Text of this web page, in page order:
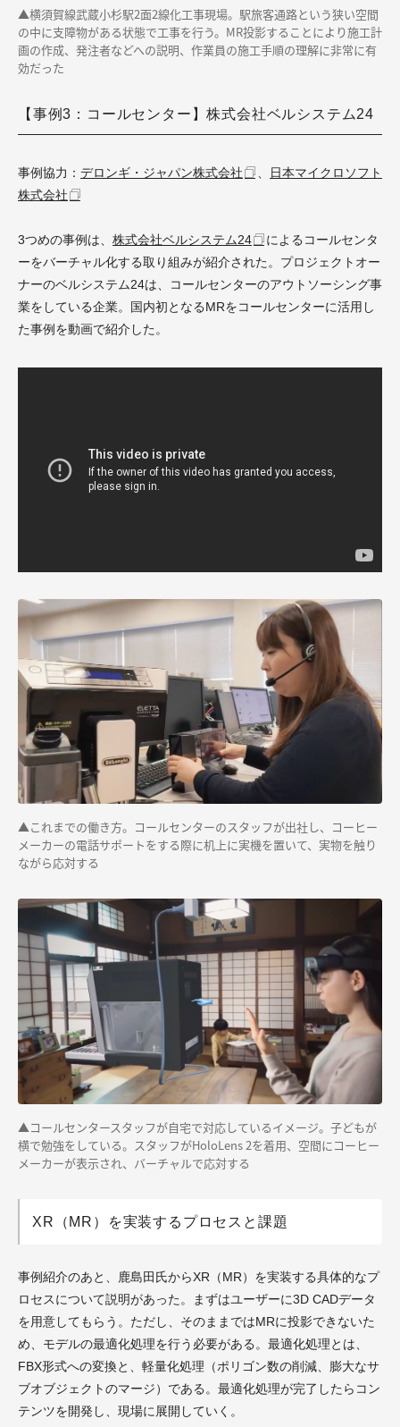
▲横須賀線武蔵小杉駅2面2線化工事現場。駅旅客通路という狭い空間
の中に支障物がある状態で工事を行う。MR投影することにより施工計
画の作成、発注者などへの説明、作業員の施工手順の理解に非常に有
効だった
【事例3：コールセンター】株式会社ベルシステム24
事例協力： デロンギ・ジャパン株式会社
日本マイクロソフト
株式会社
3つめの事例は、 株式会社ベルシステム24
によるコールセンタ
ーをバーチャル化する取り組みが紹介された。プロジェクトオー
ナーのベルシステム24は、コールセンターのアウトソーシング事
業をしている企業。国内初となるMRをコールセンターに活用し
た事例を動画で紹介した。
▲これまでの働き方。コールセンターのスタッフが出社し、コーヒー
メーカーの電話サポートをする際に机上に実機を置いて、実物を触り
ながら応対する
▲コールセンタースタッフが自宅で対応しているイメージ。子どもが
横で勉強をしている。スタッフがHoloLens 2を着用、空間にコーヒー
メーカーが表示され、バーチャルで応対する
XR（MR）を実装するプロセスと課題
事例紹介のあと、鹿島田氏からXR（MR）を実装する具体的なプ
ロセスについて説明があった。まずはユーザーに3D CADデータ
を用意してもらう。ただし、そのままではMRに投影できないた
め、モデルの最適化処理を行う必要がある。最適化処理とは、
FBX形式への変換と、軽量化処理（ポリゴン数の削減、膨大なサ
ブオブジェクトのマージ）である。最適化処理が完了したらコン
テンツを開発し、現場に展開していく。